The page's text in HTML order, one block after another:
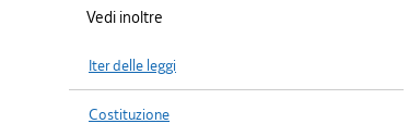
Vedi inoltre
Iter delle leggi
Costituzione